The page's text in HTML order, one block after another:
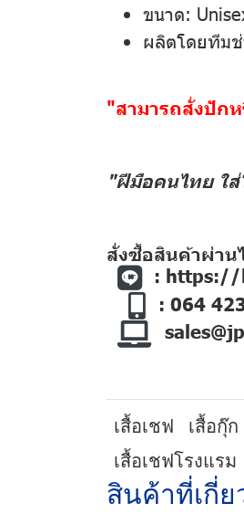
ขนาด:
ผลิตโดยทีม
"สามารถสั่งปัก
"ฝีมือคนไทย ใ
สั่งซื้อสินค้าผ่าน
: https://
: 064
เสื้อเชฟ เสื้อกุ๊ก
เสื้อเชฟโรงแรม
สินค้าที่เกี่ย